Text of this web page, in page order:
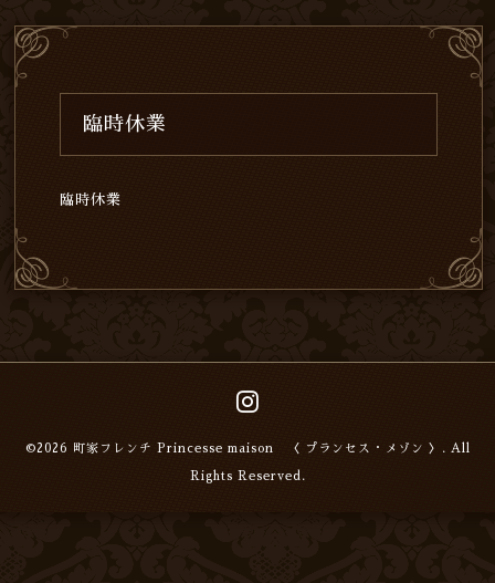
臨時休業
臨時休業
©2026 町家フレンチ Princesse maison 〈 プランセス・メゾン 〉 . All
Rights Reserved.